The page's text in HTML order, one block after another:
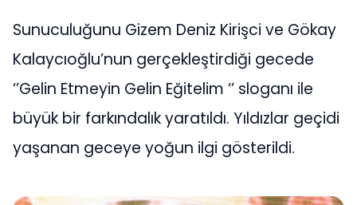
Sunuculuğunu Gizem Deniz Kirişci ve Gökay
Kalaycıoğlu’nun gerçekleştirdiği gecede
‘’Gelin Etmeyin Gelin Eğitelim ‘’ sloganı ile
büyük bir farkındalık yaratıldı. Yıldızlar geçidi
yaşanan geceye yoğun ilgi gösterildi.